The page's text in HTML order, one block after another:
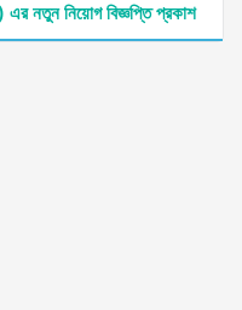
নতুন নিয়োগ বিজ্ঞপ্তি প্রকাশ